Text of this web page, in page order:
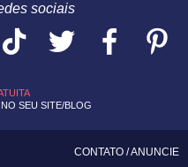
sociais
SEU SITE/BLOG
CONTATO /ANUNCIE